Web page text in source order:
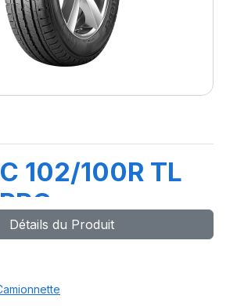
102/100R TL
Détails du Produit